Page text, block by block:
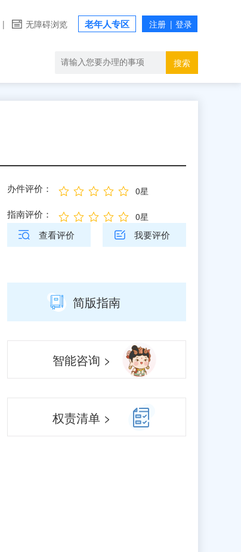
| 无障碍浏览 老年人专区
搜索
办件评价： 0星
指南评价： 0星
查看评价 我要评价
简版指南
智能咨询 >
权责清单 >